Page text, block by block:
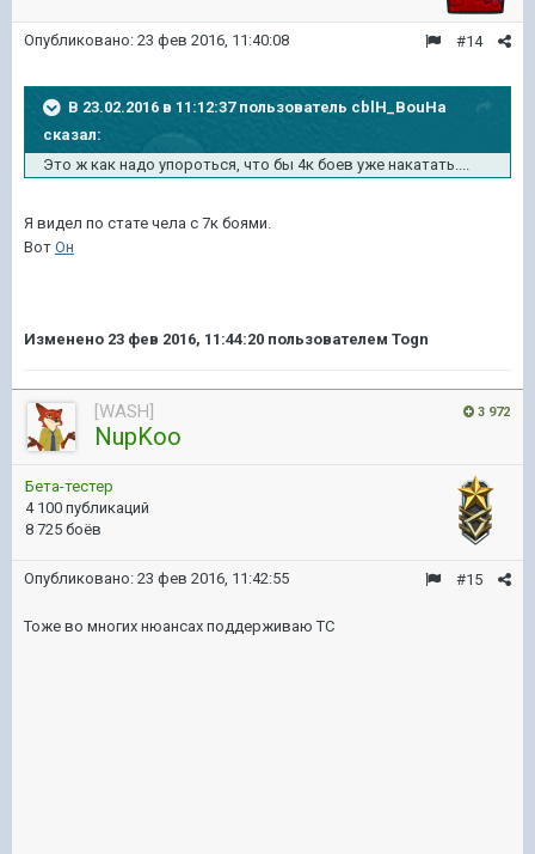
#14
Опубликовано: 23 фев 2016, 11:40:08
В 23.02.2016 в 11:12:37 пользователь cblH_BouHa
сказал:
Это ж как надо упороться, что бы 4к боев уже накатать....
Я видел по стате чела с 7к боями.
Вот Он
Изменено 23 фев 2016, 11:44:20 пользователем Togn
3 972
[WASH]
NupKoo
Бета-тестер
4 100 публикаций
8 725 боёв
#15
Опубликовано: 23 фев 2016, 11:42:55
Тоже во многих нюансах поддерживаю ТС